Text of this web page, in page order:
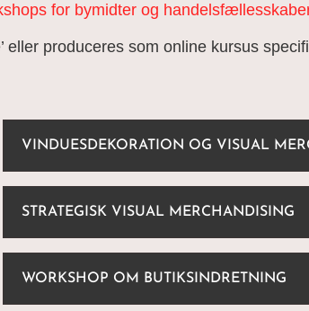
for bymidter og
eller produceres som online kursus
VINDUESDEKORATION OG VISUAL
STRATEGISK VISUAL MERCHANDISING
WORKSHOP OM BUTIKSINDRETNING